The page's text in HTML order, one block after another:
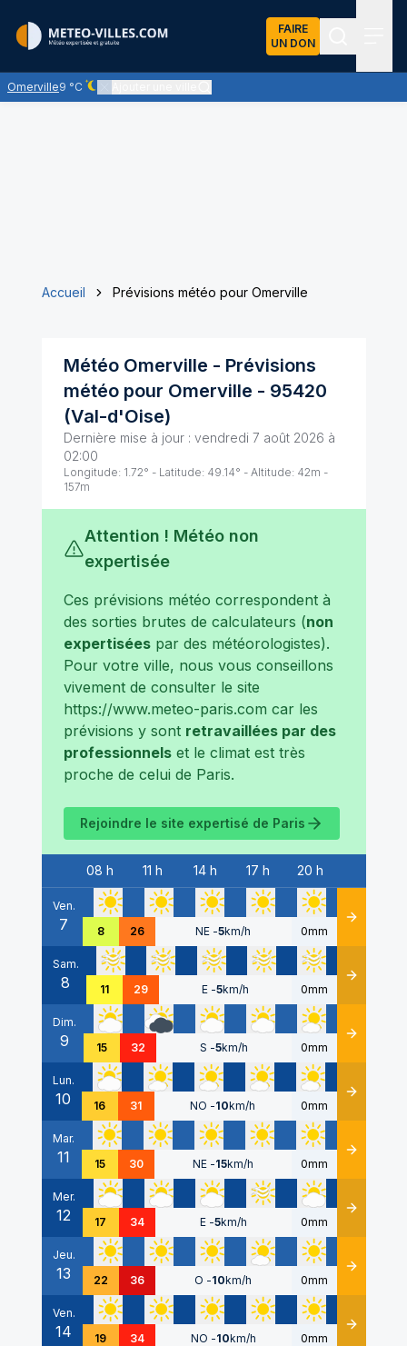
FAIRE
UN DON
Omerville9 °C
Ciel dégagé - quasiment pas de nuages
Accueil Prévisions météo pour Omerville
Météo Omerville - Prévisions
météo pour Omerville - 95420
(Val-d'Oise)
Dernière mise à jour : vendredi 7 août 2026 à
02:00
Longitude: 1.72° - Latitude: 49.14° - Altitude: 42m -
157m
Attention ! Météo non
expertisée
Ces prévisions météo correspondent à
des sorties brutes de calculateurs (non
expertiséespar des météorologistes).
Pour votre ville, nous vous conseillons
vivement de consulter le site
https://www.meteo-paris.com car les
prévisions y sont retravaillées par des
professionnelset le climat est très
proche de celui de Paris.
Rejoindre le site expertisé de Paris
Date
08 h 11 h 14 h 17 h 20 h
Ven.
7 8 26 NE -5km/h 0mm Détails
Sam.
8 11 29 E -5km/h 0mm Détails
Dim.
9 15 32 S -5km/h 0mm Détails
Lun.
10 16 31 NO -10km/h 0mm Détails
Mar.
11 15 30 NE -15km/h 0mm Détails
Mer.
12 17 34 E -5km/h 0mm Détails
Jeu.
13 22 36 O -10km/h 0mm Détails
Ven.
14 19 34 NO -10km/h 0mm Détails